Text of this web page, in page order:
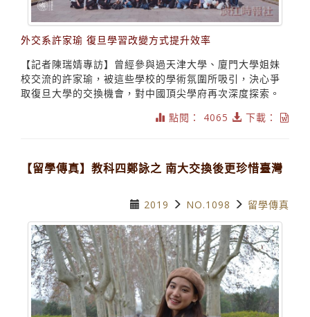
外交系許家瑜 復旦學習改變方式提升效率
【記者陳瑞婧專訪】曾經參與過天津大學、廈門大學姐妹
校交流的許家瑜，被這些學校的學術氛圍所吸引，決心爭
取復旦大學的交換機會，對中國頂尖學府再次深度探索。
點閱： 4065
下載：
【留學傳真】教科四鄭詠之 南大交換後更珍惜臺灣
2019 NO.1098 留學傳真